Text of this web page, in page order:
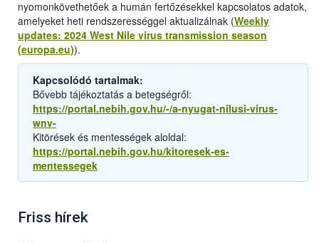
nyomonkövethetőek a humán fertőzésekkel kapcsolatos adatok,
amelyeket heti rendszerességgel aktualizálnak (Weekly
updates: 2024 West Nile virus transmission season
(europa.eu)).
Kapcsolódó tartalmak:
Bővebb tájékoztatás a betegségről:
https://portal.nebih.gov.hu/-/a-nyugat-nilusi-virus-
wnv-
Kitörések és mentességek aloldal:
https://portal.nebih.gov.hu/kitoresek-es-
mentessegek
Friss hírek